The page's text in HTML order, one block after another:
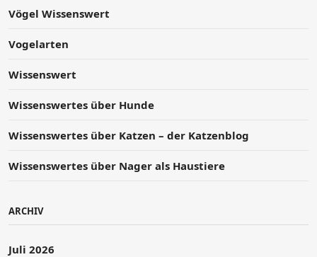
Vögel Wissenswert
Vogelarten
Wissenswert
Wissenswertes über Hunde
Wissenswertes über Katzen – der Katzenblog
Wissenswertes über Nager als Haustiere
ARCHIV
Juli 2026